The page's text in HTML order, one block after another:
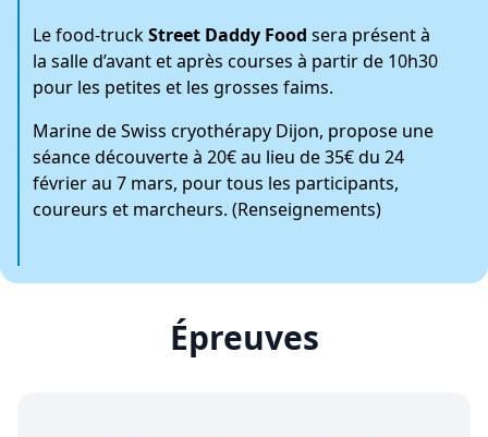
Le food-truckStreet Daddy Food sera présent à
la salle d’avant et après courses à partir de 10h30
pour les petites et les grosses faims.
Marine deSwiss cryothérapy Dijon, propose une
séance découverte à 20€ au lieu de 35€ du 24
février au 7 mars, pour tous les participants,
coureurs et marcheurs. (Renseignements)
Épreuves